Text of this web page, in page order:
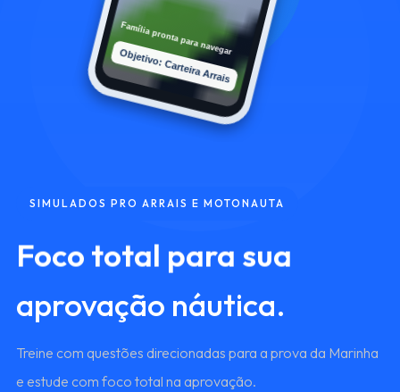
SIMULADOS PRO ARRAIS E MOTONAUTA
Foco total para sua
aprovação náutica.
Treine com questões direcionadas para a prova da Marinha
e estude com foco total na aprovação.